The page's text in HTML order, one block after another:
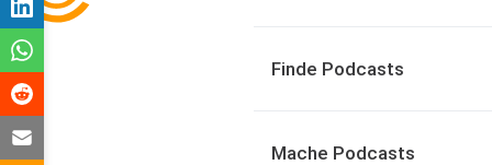
Finde Podcasts
Mache Podcasts